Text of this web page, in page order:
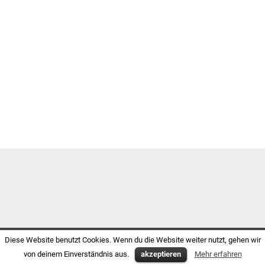
Diese Website benutzt Cookies. Wenn du die Website weiter nutzt, gehen wir
von deinem Einverständnis aus.
akzeptieren Mehr erfahren